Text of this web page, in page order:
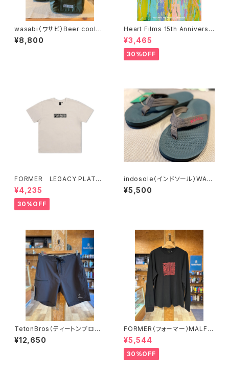
wasabi（ワサビ）Beer cooler
& canvas tote bag
¥8,800
Heart Films 15th Anniversa
ry “Colors” Movie Book
ハートフィルム
¥3,465
30%OFF
FORMER LEGACY PLATE
T-SHIRT // STONE
¥4,235
30%OFF
indosole（インドソール）WAS
ABI Easy Living Flip Flops
¥5,500
TetonBros（ティートンブロス）
2025 クライミングサーフショー
ツ BLKカラー 海パン トラ
¥12,650
FORMER（フォーマー）MALFU
NCTION LS T-SHIRT BLKカ
ラー Mサイズ
¥5,544
30%OFF